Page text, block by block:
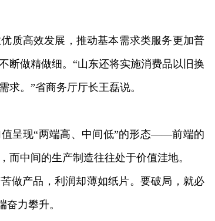
高效发展，推动基本需求类服务更加普
断做精做细。“山东还将实施消费品以旧换
求。”省商务厅厅长王磊说。
呈现“两端高、中间低”的形态——前端的
中间的生产制造往往处于价值洼地。
产品，利润却薄如纸片。要破局，就必
奋力攀升。